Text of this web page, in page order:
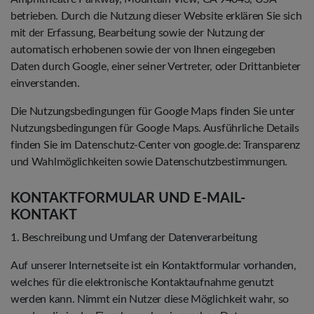
betrieben. Durch die Nutzung dieser Website erklären Sie sich
mit der Erfassung, Bearbeitung sowie der Nutzung der
automatisch erhobenen sowie der von Ihnen eingegeben
Daten durch Google, einer seiner Vertreter, oder Drittanbieter
einverstanden.
Die Nutzungsbedingungen für Google Maps finden Sie unter
Nutzungsbedingungen für Google Maps. Ausführliche Details
finden Sie im Datenschutz-Center von google.de: Transparenz
und Wahlmöglichkeiten sowie Datenschutzbestimmungen.
KONTAKTFORMULAR UND E-MAIL-
KONTAKT
1. Beschreibung und Umfang der Datenverarbeitung
Auf unserer Internetseite ist ein Kontaktformular vorhanden,
welches für die elektronische Kontaktaufnahme genutzt
werden kann. Nimmt ein Nutzer diese Möglichkeit wahr, so